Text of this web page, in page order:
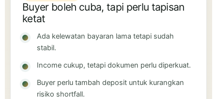
Buyer boleh cuba, tapi perlu tapisan
ketat
Ada kelewatan bayaran lama tetapi sudah
stabil.
Income cukup, tetapi dokumen perlu diperkuat.
Buyer perlu tambah deposit untuk kurangkan
risiko shortfall.